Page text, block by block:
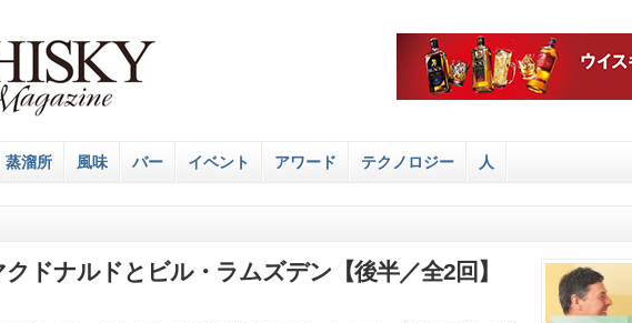
蒸溜所 風味 バー イベント アワード テクノロジー 人
ドナルドとビル・ラムズデン【後半／全2回】